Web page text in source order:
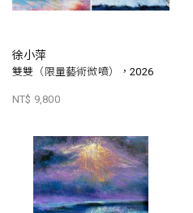
徐小萍
雙雙（限量藝術微噴），2026
NT$ 9,800